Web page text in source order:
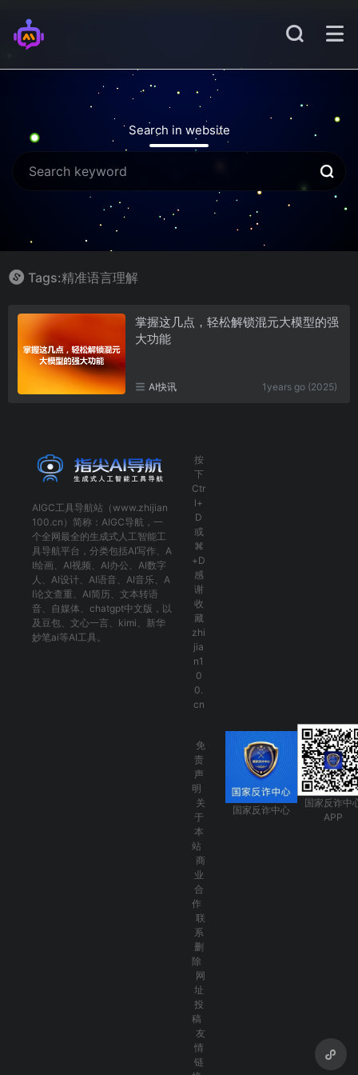
Search in website
Tags:精准语言理解
掌握这几点，轻松解锁混元大模型的强
大功能
AI快讯 1years go (2025)
AIGC工具导航站（www.zhijian
100.cn）简称： AIGC导航 ，一
个全网最全的生成式人工智能工
具导航平台，分类包括AI写作 、 A
I绘画 、 AI视频 、 AI办公 、 AI数字
人 、 AI设计、 AI语音、 AI音乐、 A
I论文查重 、 AI简历 、 文本转语
音、 自媒体 、 chatgpt中文版 ，以
及 豆包、 文心一言 、 kimi 、 新华
妙笔ai等AI工具。
按
下
Ctr
l+
D
或
⌘
+D
感
谢
收
藏
zhi
jia
n1
0
0.
cn
免
责
声
明
关
于
本
站
商
业
合
作
联
系
删
除
网
址
投
稿
友
情
链
国家反诈中心
国家反诈中
APP